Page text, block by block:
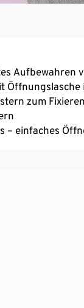
Aufbewahren
Öffnungslasche
zum
– einfaches